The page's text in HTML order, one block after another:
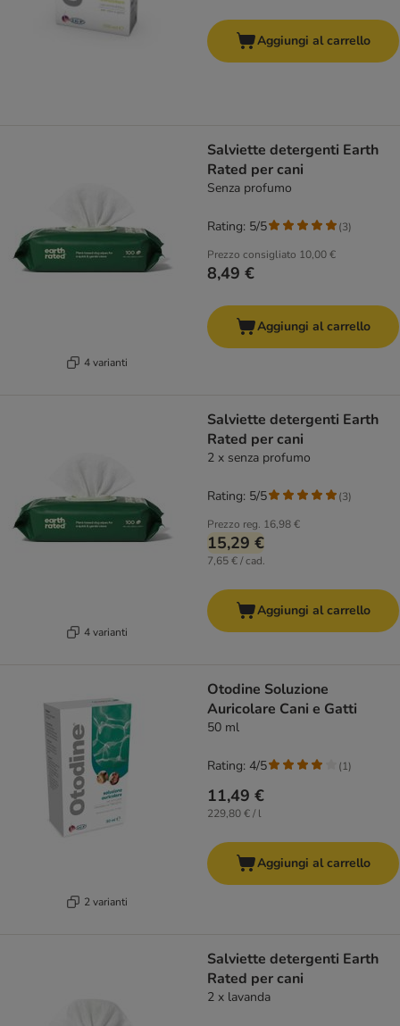
Aggiungi al carrello
4 varianti
Salviette detergenti Earth
Rated per cani
Senza profumo
Prezzo consigliato 10,00 €
8,49 €
Rating: 5/5 (3)
Aggiungi al carrello
4 varianti
Salviette detergenti Earth
Rated per cani
2 x senza profumo
Prezzo reg. 16,98 €
15,29 €
7,65 € / cad.
Rating: 5/5 (3)
Aggiungi al carrello
2 varianti
Otodine Soluzione
Auricolare Cani e Gatti
50 ml
11,49 €
229,80 € / l
Rating: 4/5 (1)
Aggiungi al carrello
Salviette detergenti Earth
Rated per cani
2 x lavanda